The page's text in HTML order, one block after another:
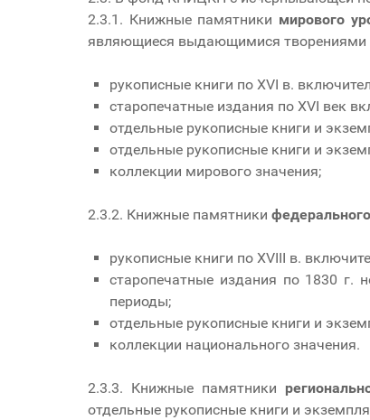
2.3.1. Книжные памятники мирового
являющиеся выдающимися творениями
рукописные книги по XVI в.
старопечатные издания по XVI век
отдельные рукописные книги и
отдельные рукописные книги и
коллекции мирового значения;
2.3.2. Книжные памятники
рукописные книги по XVIII в.
старопечатные издания по 1830 г.
периоды;
отдельные рукописные книги и
коллекции национального значения.
2.3.3. Книжные памятники
отдельные рукописные книги и